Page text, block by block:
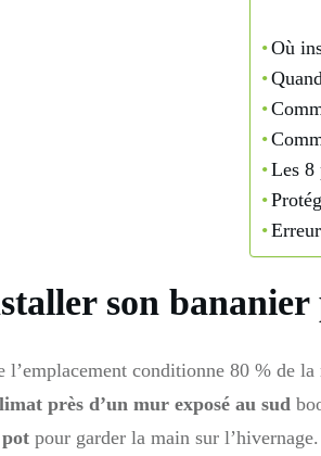
Où
Les 8
son
l’emplacement conditionne 80 % de la
près d’un mur exposé au sud
pour garder la main sur l’hivernage.